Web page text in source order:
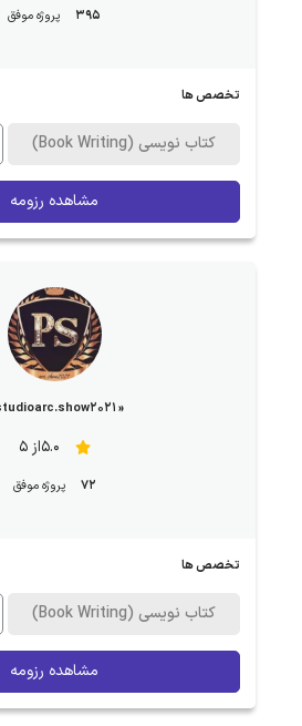
395 پروژه موفق
تخصص ها
کتاب نویسی (Book Writing)
مشاهده رزومه
« studioarc.show2021 »
5.0از 5
72 پروژه موفق
تخصص ها
کتاب نویسی (Book Writing)
مشاهده رزومه